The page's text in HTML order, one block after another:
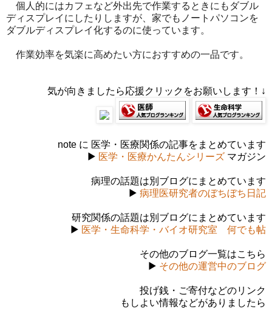
個人的にはカフェなど外出先で作業するときにもダブル
ディスプレイにしたりしますが、家でもノートパソコンを
ダブルディスプレイ化するのに使っています。
作業効率を気楽に高めたい方におすすめの一品です。
気が向きましたら応援クリックをお願いします！↓
note に 医学・医療関係の記事をまとめています
▶ 医学・医療かんたんシリーズ マガジン
病理の話題は別ブログにまとめています
▶ 病理医研究者のぼちぼち日記
研究関係の話題は別ブログにまとめています
▶ 医学・生命科学・バイオ研究室 何でも帖
その他のブログ一覧はこちら
▶ その他の運営中のブログ
投げ銭・ご寄付などのリンク
もしよい情報などがありましたら